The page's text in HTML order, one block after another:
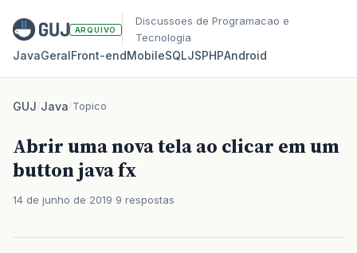
ARQUIVO
Discussoes de Programacao e
Tecnologia
JavaGeralFront‑endMobileSQLJSPHPAndroid
GUJ/Java/Topico
Abrir uma nova tela ao clicar em um
button java fx
14 de junho de 2019 9 respostas